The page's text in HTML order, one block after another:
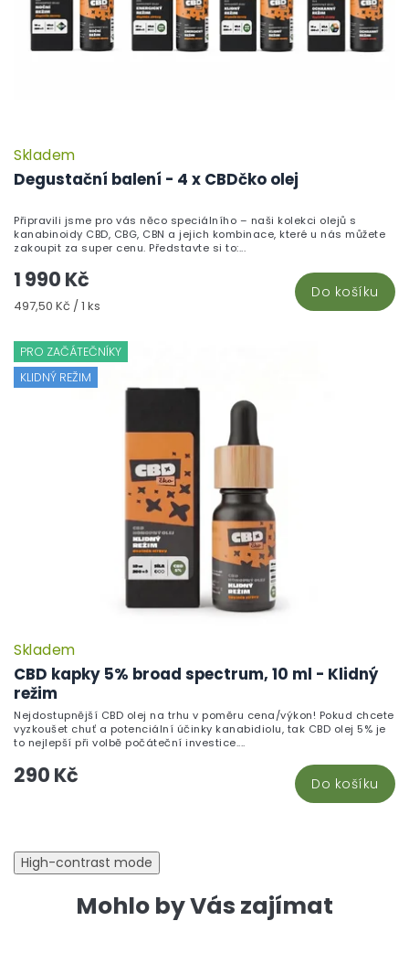
Degustační balení - 4 x CBDčko olej
Skladem
1 990 Kč
Měrná
497,50 Kč / 1 ks
Do košíku
Připravili jsme pro vás něco speciálního – naši kolekci olejů s
kanabinoidy CBD, CBG, CBN a jejich kombinace, které u nás můžete
zakoupit za super cenu. Představte si to:...
PRO ZAČÁTEČNÍKY
KLIDNÝ REŽIM
CBD kapky 5% broad spectrum, 10 ml - Klidný
režim
Skladem
290 Kč Do košíku
Nejdostupnější CBD olej na trhu v poměru cena/výkon! Pokud chcete
vyzkoušet chuť a potenciální účinky kanabidiolu, tak CBD olej 5% je
to nejlepší při volbě počáteční investice....
High-contrast mode
Mohlo by Vás zajímat